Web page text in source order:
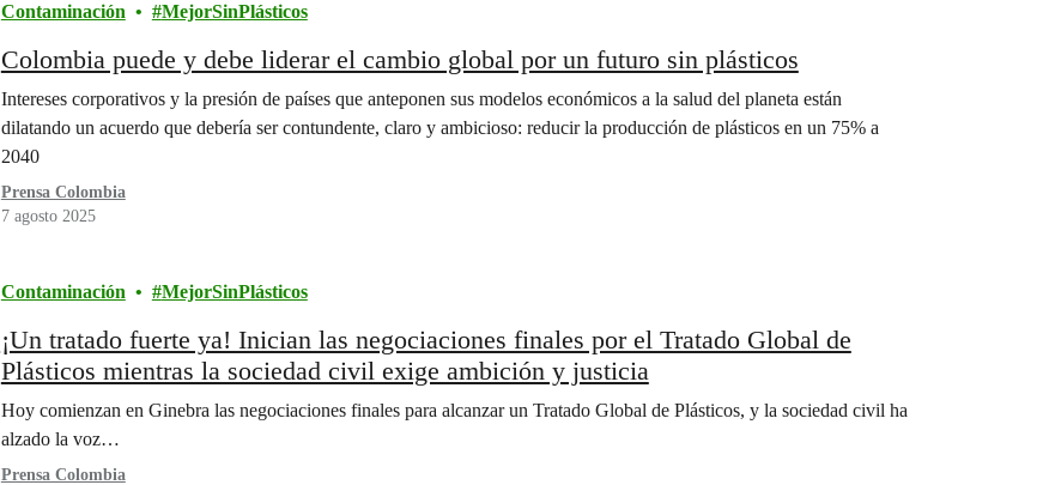
Contaminación MejorSinPlásticos
Colombia puede y debe liderar el cambio global por un futuro sin plásticos
Intereses corporativos y la presión de países que anteponen sus modelos económicos a la salud del planeta están
dilatando un acuerdo que debería ser contundente, claro y ambicioso: reducir la producción de plásticos en un 75% a
2040
Prensa Colombia
7 agosto 2025
Contaminación MejorSinPlásticos
¡Un tratado fuerte ya! Inician las negociaciones finales por el Tratado Global de
Plásticos mientras la sociedad civil exige ambición y justicia
Hoy comienzan en Ginebra las negociaciones finales para alcanzar un Tratado Global de Plásticos, y la sociedad civil ha
alzado la voz…
Prensa Colombia